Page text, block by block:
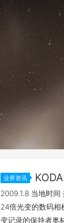
业界资讯
2009.1.8 当地时
24倍光变的数码
变记录的保持者奥